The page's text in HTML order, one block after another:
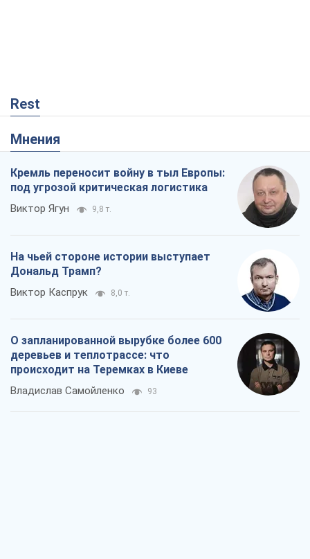
Rest
Мнения
Кремль переносит войну в тыл Европы:
под угрозой критическая логистика
Виктор Ягун 9,8 т.
На чьей стороне истории выступает
Дональд Трамп?
Виктор Каспрук 8,0 т.
О запланированной вырубке более 600
деревьев и теплотрассе: что
происходит на Теремках в Киеве
Владислав Самойленко 93